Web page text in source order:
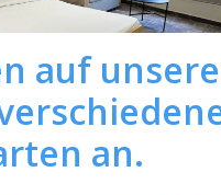
auf
an.